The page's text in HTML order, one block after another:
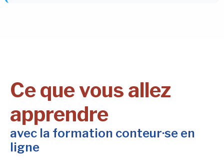
Ce que vous allez
apprendre
avec la formation conteur·se en
ligne